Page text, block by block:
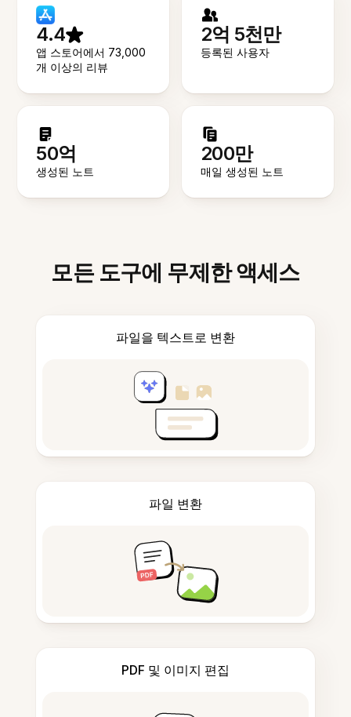
4.4
앱 스토어에서 73,000
개 이상의 리뷰
2억 5천만
등록된 사용자
50억
생성된 노트
200만
매일 생성된 노트
모든 도구에 무제한 액세스
파일을 텍스트로 변환
파일 변환
PDF 및 이미지 편집